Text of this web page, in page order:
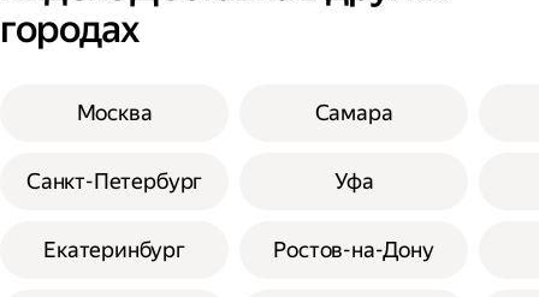
городах
Москва
Санкт-Петербург
Екатеринбург
Самара
Уфа
Ростов-на-Дону